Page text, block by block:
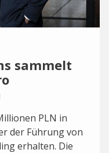
sammelt
PLN in
der Führung von
erhalten. Die